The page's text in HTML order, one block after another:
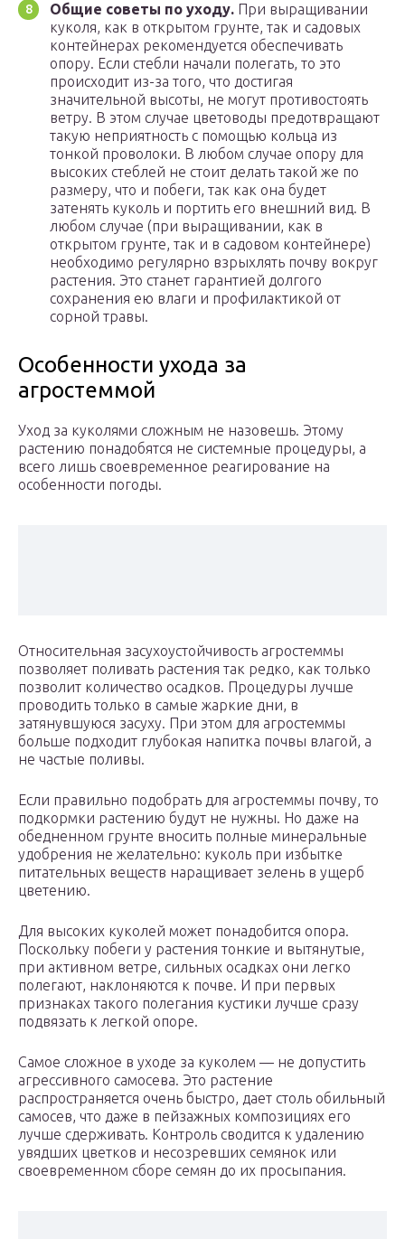
Общие советы по уходу. При выращивании
куколя, как в открытом грунте, так и садовых
контейнерах рекомендуется обеспечивать
опору. Если стебли начали полегать, то это
происходит из-за того, что достигая
значительной высоты, не могут противостоять
ветру. В этом случае цветоводы предотвращают
такую неприятность с помощью кольца из
тонкой проволоки. В любом случае опору для
высоких стеблей не стоит делать такой же по
размеру, что и побеги, так как она будет
затенять куколь и портить его внешний вид. В
любом случае (при выращивании, как в
открытом грунте, так и в садовом контейнере)
необходимо регулярно взрыхлять почву вокруг
растения. Это станет гарантией долгого
сохранения ею влаги и профилактикой от
сорной травы.
Особенности ухода за
агростеммой
Уход за куколями сложным не назовешь. Этому
растению понадобятся не системные процедуры, а
всего лишь своевременное реагирование на
особенности погоды.
Относительная засухоустойчивость агростеммы
позволяет поливать растения так редко, как только
позволит количество осадков. Процедуры лучше
проводить только в самые жаркие дни, в
затянувшуюся засуху. При этом для агростеммы
больше подходит глубокая напитка почвы влагой, а
не частые поливы.
Если правильно подобрать для агростеммы почву, то
подкормки растению будут не нужны. Но даже на
обедненном грунте вносить полные минеральные
удобрения не желательно: куколь при избытке
питательных веществ наращивает зелень в ущерб
цветению.
Для высоких куколей может понадобится опора.
Поскольку побеги у растения тонкие и вытянутые,
при активном ветре, сильных осадках они легко
полегают, наклоняются к почве. И при первых
признаках такого полегания кустики лучше сразу
подвязать к легкой опоре.
Самое сложное в уходе за куколем — не допустить
агрессивного самосева. Это растение
распространяется очень быстро, дает столь обильный
самосев, что даже в пейзажных композициях его
лучше сдерживать. Контроль сводится к удалению
увядших цветков и несозревших семянок или
своевременном сборе семян до их просыпания.